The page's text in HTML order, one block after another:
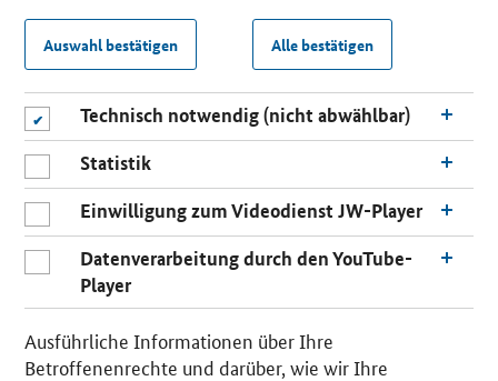
Auswahl bestätigen Alle bestätigen
Technisch notwendig (nicht abwählbar)
Statistik
Einwilligung zum Videodienst JW-Player
Datenverarbeitung durch den YouTube-
Player
Ausführliche Informationen über Ihre
Betroffenenrechte und darüber, wie wir Ihre